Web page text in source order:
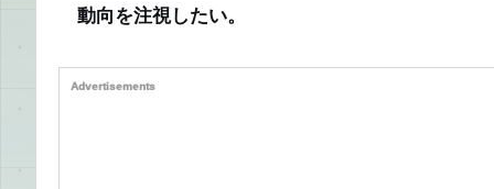
動向を注視したい。
Advertisements